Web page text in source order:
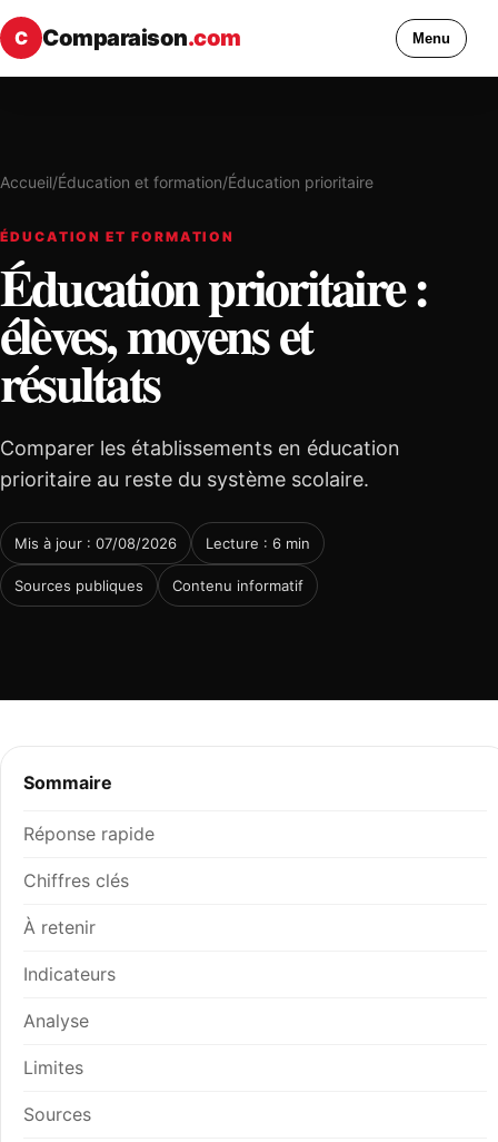
C Comparaison.com Menu
Accueil/Éducation et formation/Éducation prioritaire
ÉDUCATION ET FORMATION
Éducation prioritaire :
élèves, moyens et
résultats
Comparer les établissements en éducation
prioritaire au reste du système scolaire.
Mis à jour : 07/08/2026 Lecture : 6 min
Sources publiques Contenu informatif
Sommaire
Réponse rapide
Chiffres clés
À retenir
Indicateurs
Analyse
Limites
Sources